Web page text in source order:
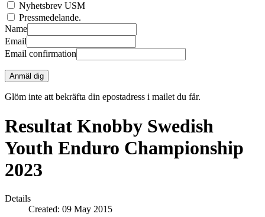
Nyhetsbrev USM
Pressmedelande.
Name
Email
Email confirmation
Anmäl dig
Glöm inte att bekräfta din epostadress i mailet du får.
Resultat Knobby Swedish
Youth Enduro Championship
2023
Details
Created: 09 May 2015